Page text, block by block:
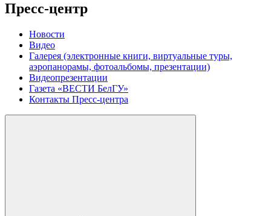
Пресс-центр
Новости
Видео
Галерея (электронные книги, виртуальные туры,
аэропанорамы, фотоальбомы, презентации)
Видеопрезентации
Газета «ВЕСТИ БелГУ»
Контакты Пресс-центра